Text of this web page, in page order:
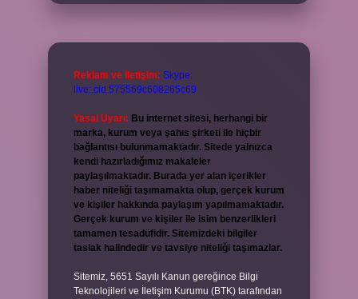
Reklam ve İletişim: Skype:
live:.cid.575569c608265c69
Yasal Uyarı: Bu internet sitesi, herhangi bir
marka, kurum veya şahıs şirketi ile hiçbir
bağlantısı bulunmamaktadır. Sitede yalnızca
kendi hazırladığımız makaleler
paylaşılmaktadır. Burada yer alan içerikler
haber niteliği taşımamakta olup, gerçek kurum
ve kişiler hakkında paylaşım yapılmamaktadır.
Gerçek kurum ve kişiler ile isim benzerlikleri
tamamen tesadüfidir. Sitemizdeki bilgiler
taslak halindedir ve tavsiye niteliği taşımazlar.
Sitemiz, 5651 Sayılı Kanun gereğince Bilgi
Teknolojileri ve İletişim Kurumu (BTK) tarafından